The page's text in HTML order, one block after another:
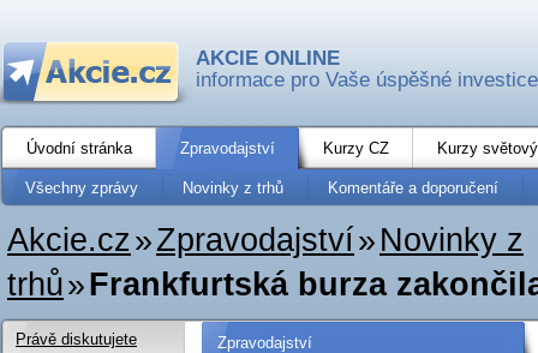
AKCIE ONLINE
informace pro Vaše úspěšné investice
Úvodní stránka Zpravodajství Kurzy CZ Kurzy
Všechny zprávy Novinky z trhů Komentáře a doporučení
Akcie.cz»Zpravodajství» Novinky z
trhů»Frankfurtská burza
Zpravodajství
Právě diskutujete